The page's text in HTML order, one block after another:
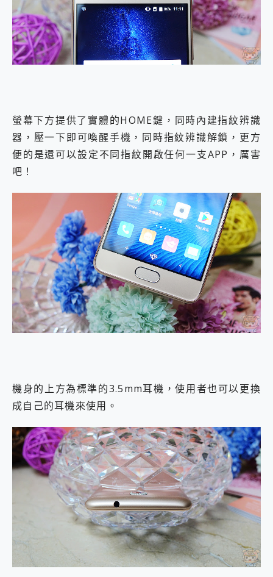
螢幕下方提供了實體的HOME鍵，同時內建指紋辨識
器，壓一下即可喚醒手機，同時指紋辨識解鎖，更方
便的是還可以設定不同指紋開啟任何一支APP，厲害
吧！
機身的上方為標準的3.5mm耳機，使用者也可以更換
成自己的耳機來使用。